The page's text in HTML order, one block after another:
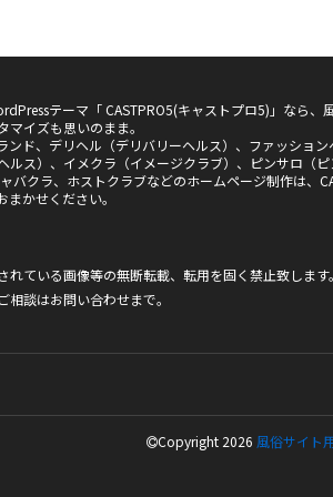
テーマ「 CASTPRO5(キャストプロ5)」なら、
マイズも思いのまま。
ンド、デリヘル（デリバリーヘルス）、ファッショ
ルス）、イメクラ（イメージクラブ）、ピンサロ（ピ
バクラ、ホストクラブなどのホームページ制作は、
まかせください。
れている画像等の無断転載、転用を固く禁止致します。
相談はお問い合わせまで。
Copyright 2026 風俗サイト